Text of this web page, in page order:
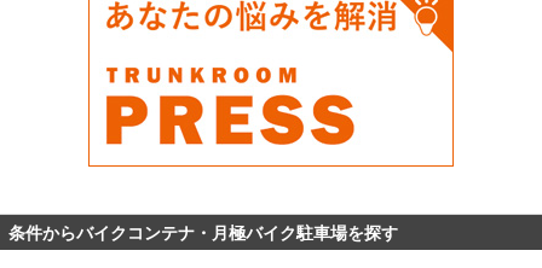
条件からバイクコンテナ・月極バイク駐車場を探す